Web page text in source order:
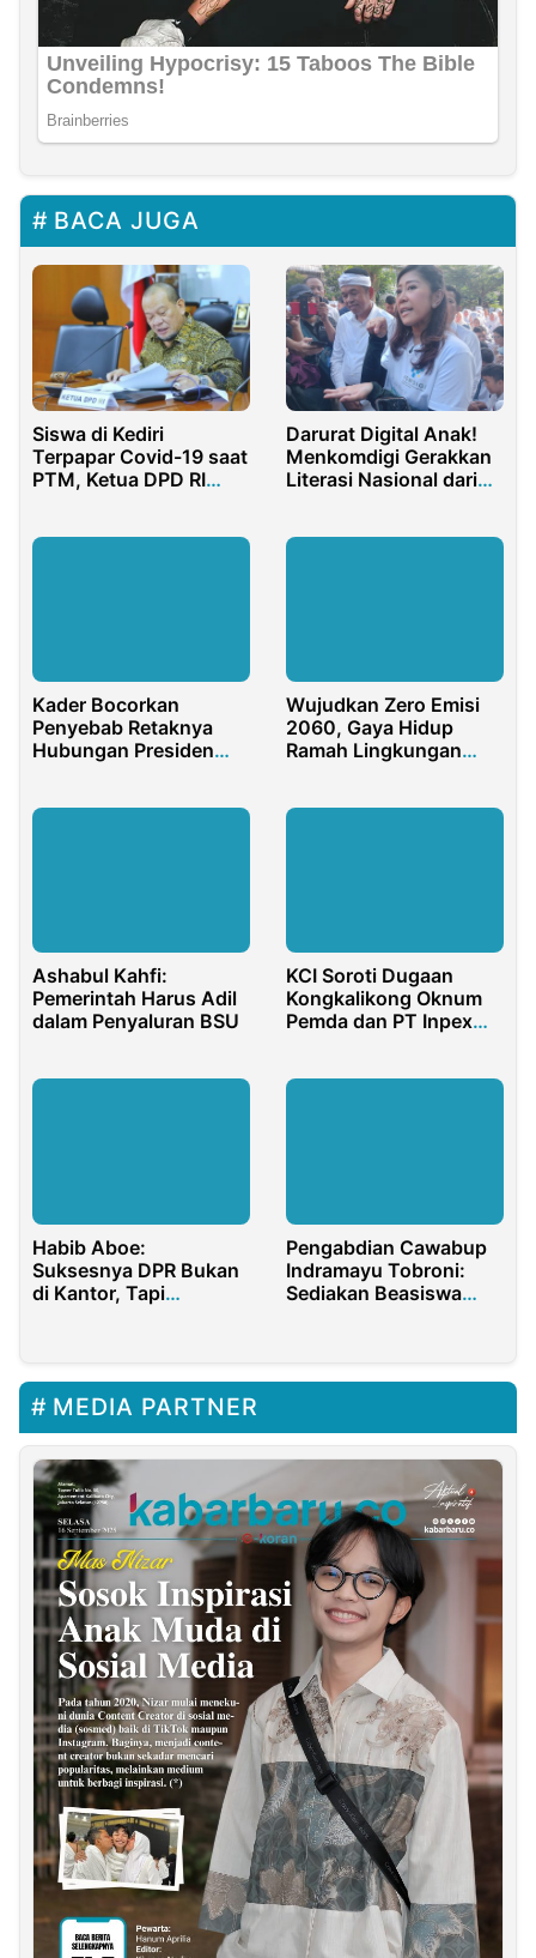
BACA JUGA
Siswa di Kediri
Terpapar Covid-19 saat
PTM, Ketua DPD RI
Darurat Digital Anak!
Menkomdigi Gerakkan
Literasi Nasional dari
Kader Bocorkan
Penyebab Retaknya
Hubungan Presiden
Wujudkan Zero Emisi
2060, Gaya Hidup
Ramah Lingkungan
Ashabul Kahfi:
Pemerintah Harus Adil
dalam Penyaluran BSU
KCI Soroti Dugaan
Kongkalikong Oknum
Pemda dan PT Inpex
Habib Aboe:
Suksesnya DPR Bukan
di Kantor, Tapi
Pengabdian Cawabup
Indramayu Tobroni:
Sediakan Beasiswa
MEDIA PARTNER